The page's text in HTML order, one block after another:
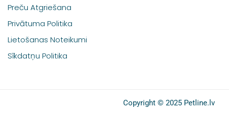
Preču Atgriešana
Privātuma Politika
Lietošanas Noteikumi
Sīkdatņu Politika
Copyright © 2025 Petline.lv